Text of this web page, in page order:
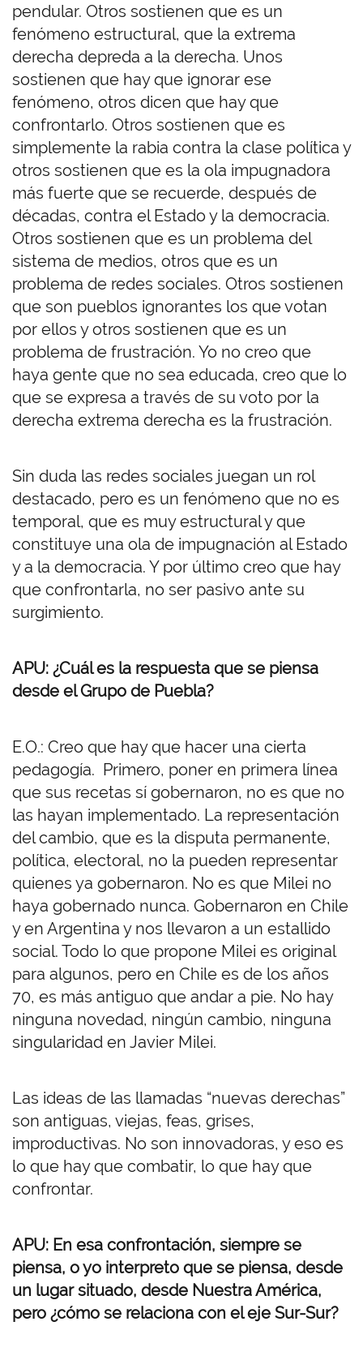
pendular. Otros sostienen que es un
fenómeno estructural, que la extrema
derecha depreda a la derecha. Unos
sostienen que hay que ignorar ese
fenómeno, otros dicen que hay que
confrontarlo. Otros sostienen que es
simplemente la rabia contra la clase política y
otros sostienen que es la ola impugnadora
más fuerte que se recuerde, después de
décadas, contra el Estado y la democracia.
Otros sostienen que es un problema del
sistema de medios, otros que es un
problema de redes sociales. Otros sostienen
que son pueblos ignorantes los que votan
por ellos y otros sostienen que es un
problema de frustración. Yo no creo que
haya gente que no sea educada, creo que lo
que se expresa a través de su voto por la
derecha extrema derecha es la frustración.
Sin duda las redes sociales juegan un rol
destacado, pero es un fenómeno que no es
temporal, que es muy estructural y que
constituye una ola de impugnación al Estado
y a la democracia. Y por último creo que hay
que confrontarla, no ser pasivo ante su
surgimiento.
APU: ¿Cuál es la respuesta que se piensa
desde el Grupo de Puebla?
E.O.: Creo que hay que hacer una cierta
pedagogía. Primero, poner en primera línea
que sus recetas sí gobernaron, no es que no
las hayan implementado. La representación
del cambio, que es la disputa permanente,
política, electoral, no la pueden representar
quienes ya gobernaron. No es que Milei no
haya gobernado nunca. Gobernaron en Chile
y en Argentina y nos llevaron a un estallido
social. Todo lo que propone Milei es original
para algunos, pero en Chile es de los años
70, es más antiguo que andar a pie. No hay
ninguna novedad, ningún cambio, ninguna
singularidad en Javier Milei.
Las ideas de las llamadas “nuevas derechas”
son antiguas, viejas, feas, grises,
improductivas. No son innovadoras, y eso es
lo que hay que combatir, lo que hay que
confrontar.
APU: En esa confrontación, siempre se
piensa, o yo interpreto que se piensa, desde
un lugar situado, desde Nuestra América,
pero ¿cómo se relaciona con el eje Sur-Sur?